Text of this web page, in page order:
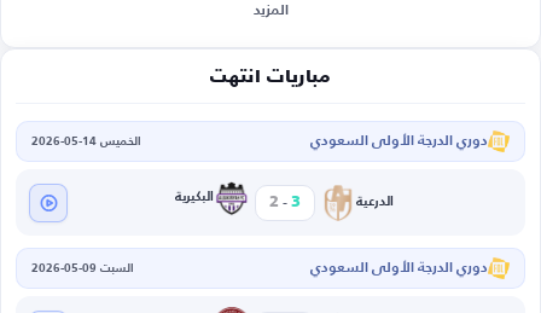
المزيد
مباريات انتهت
دوري الدرجة الأولى السعودي الخميس 14-05-2026
الدرعية 3
-
2 البكيرية
دوري الدرجة الأولى السعودي السبت 09-05-2026